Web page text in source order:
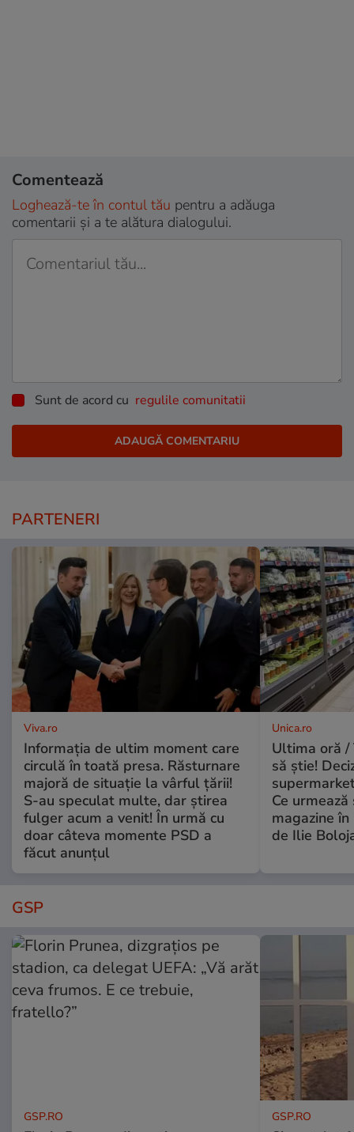
Comentează
Loghează-te în contul tău pentru a adăuga
comentarii și a te alătura dialogului.
Sunt de acord cu regulile comunitatii
PARTENERI
Viva.ro
Informația de ultim moment care
circulă în toată presa. Răsturnare
majoră de situație la vârful țării!
S-au speculat multe, dar știrea
fulger acum a venit! În urmă cu
doar câteva momente PSD a
făcut anunțul
Unica.ro
Ultima oră /
să știe!
Ce
magazine
de Ilie
GSP
GSP.RO GSP.RO